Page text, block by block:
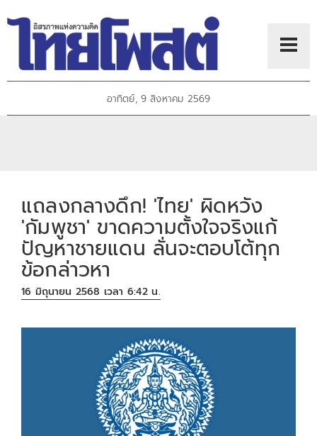
อาทิตย์, 9 สิงหาคม 2569
แถลงกลางดึก! 'ไทย' ผิดหวัง
'กัมพูชา' ขาดความตั้งใจจริงแก้
ปัญหาชายแดน ลั่นจะตอบโต้ทุก
ข้อกล่าวหา
16 มิถุนายน 2568 เวลา 6:42 น.